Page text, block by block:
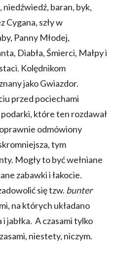
niedźwiedź, baran, byk,
Cygana, szły w
Panny Młodej,
Diabła, Śmierci, Małpy i
Kolędnikom
jako Gwiazdor.
przed pociechami
które ten rozdawał
odmówiony
tym
Mogły to być wełniane
zabawki i łakocie.
się tzw. bunter
na których układano
jabłka. A czasami tylko
niestety, niczym.